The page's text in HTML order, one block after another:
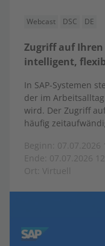
Webcast DSC DE
Zugriff auf Ihren
intelligent,
In SAP-Systemen
der im
wird. Der Zugriff
häufig
Beginn: 07.07.2026
Ende: 07.07.2026
Ort: Virtuell